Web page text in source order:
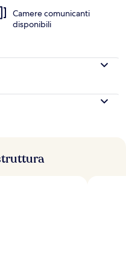
Camere comunicanti
disponibili